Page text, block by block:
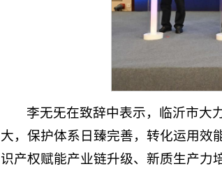
李无旡在致辞中表示，临沂市大
大，保护体系日臻完善，转化运用效
识产权赋能产业链升级、新质生产力